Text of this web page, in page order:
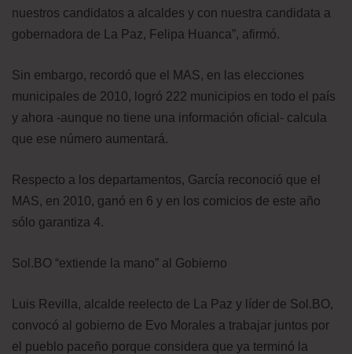
nuestros candidatos a alcaldes y con nuestra candidata a
gobernadora de La Paz, Felipa Huanca”, afirmó.
Sin embargo, recordó que el MAS, en las elecciones
municipales de 2010, logró 222 municipios en todo el país
y ahora -aunque no tiene una información oficial- calcula
que ese número aumentará.
Respecto a los departamentos, García reconoció que el
MAS, en 2010, ganó en 6 y en los comicios de este año
sólo garantiza 4.
Sol.BO “extiende la mano” al Gobierno
Luis Revilla, alcalde reelecto de La Paz y líder de Sol.BO,
convocó al gobierno de Evo Morales a trabajar juntos por
el pueblo paceño porque considera que ya terminó la